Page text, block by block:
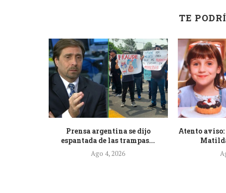
TE
Prensa argentina se dijo
espantada de las trampas...
Ago 4, 2026
Atento